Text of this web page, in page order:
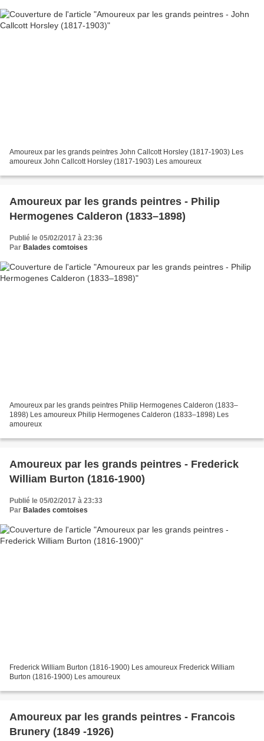
Amoureux par les grands peintres John Callcott Horsley (1817-1903) Les
amoureux John Callcott Horsley (1817-1903) Les amoureux
Amoureux par les grands peintres - Philip
Hermogenes Calderon (1833–1898)
Publié le 05/02/2017 à 23:36
Par Balades comtoises
Amoureux par les grands peintres Philip Hermogenes Calderon (1833–
1898) Les amoureux Philip Hermogenes Calderon (1833–1898) Les
amoureux
Amoureux par les grands peintres - Frederick
William Burton (1816-1900)
Publié le 05/02/2017 à 23:33
Par Balades comtoises
Frederick William Burton (1816-1900) Les amoureux Frederick William
Burton (1816-1900) Les amoureux
Amoureux par les grands peintres - Francois
Brunery (1849 -1926)